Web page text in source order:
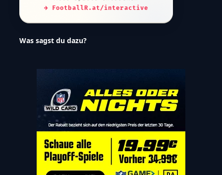
→ FootballR.at/interactive
Was sagst du dazu?